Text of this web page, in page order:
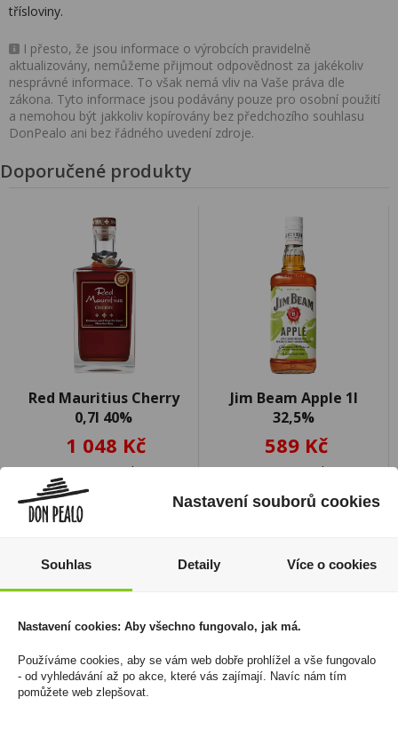
třísloviny.
I přesto, že jsou informace o výrobcích pravidelně
aktualizovány, nemůžeme přijmout odpovědnost za jakékoliv
nesprávné informace. To však nemá vliv na Vaše práva dle
zákona. Tyto informace jsou podávány pouze pro osobní použití
a nemohou být jakkoliv kopírovány bez předchozího souhlasu
DonPealo ani bez řádného uvedení zdroje.
Doporučené produkty
Red Mauritius Cherry
0,7l 40%
1 048 Kč
Cena za:1 ks
Skladem:
Jim Beam Apple 1l
32,5%
589 Kč
Cena za:1 ks
Nastavení souborů cookies
Souhlas Detaily Více o cookies
Nastavení cookies: Aby všechno fungovalo, jak má.
Používáme cookies, aby se vám web dobře prohlížel a vše fungovalo
- od vyhledávání až po akce, které vás zajímají. Navíc nám tím
pomůžete web zlepšovat.